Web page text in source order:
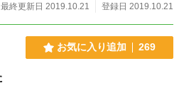
最終更新日 2019.10.21
登録日 2019.10.21
お気に入り追加 269